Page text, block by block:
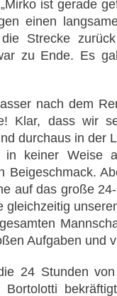
ist gerade
einen
Strecke
zu Ende. Es
nach dem
Klar, dass wir
durchaus in der
keiner Weise
Beigeschmack.
auf das große
gleichzeitig
Aufgaben und
24 Stunden